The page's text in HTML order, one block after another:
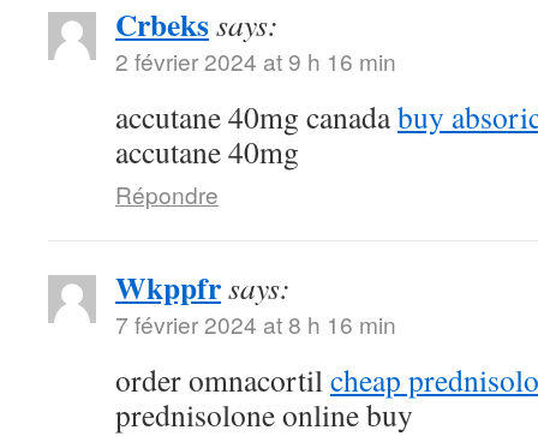
Crbekssays:
2 février 2024 at 9 h 16 min
accutane 40mg canadabuy
accutane 40mg
Répondre
Wkppfrsays:
7 février 2024 at 8 h 16 min
order omnacortilcheap
prednisolone online buy